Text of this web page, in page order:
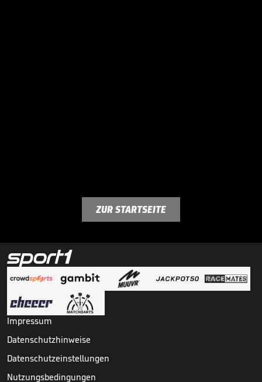
ZUR STARTSEITE
Impressum
Datenschutzhinweise
Datenschutzeinstellungen
Nutzungsbedingungen